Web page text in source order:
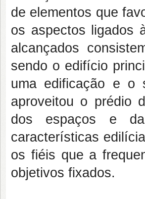
de elementos que
os aspectos ligados
alcançados
sendo o edifício
uma edificação e o
aproveitou o prédio
dos espaços e da
características
os fiéis que a
objetivos fixados.